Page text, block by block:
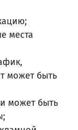
места
может быть
может быть